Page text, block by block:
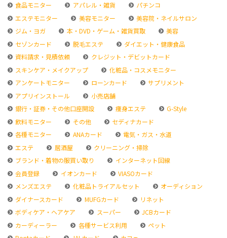
食品モニター
アパレル・雑貨
パチンコ
エステモニター
美容モニター
美容院・ネイルサロン
ジム・ヨガ
本・DVD・ゲーム・雑貨買取
美容
セゾンカード
脱毛エステ
ダイエット・健康食品
資料請求・見積依頼
クレジット・デビットカード
スキンケア・メイクアップ
化粧品・コスメモニター
アンケートモニター
ローンカード
サプリメント
アプリインストール
小売店舗
銀行・証券・その他口座開設
痩身エステ
G-Style
飲料モニター
その他
セディナカード
各種モニター
ANAカード
電気・ガス・水道
エステ
居酒屋
クリーニング・掃除
ブランド・着物の服買い取り
インターネット回線
会員登録
イオンカード
VIASOカード
メンズエステ
化粧品トライアルセット
オーディション
ダイナースカード
MUFGカード
リネット
ボディケア・ヘアケア
スーパー
JCBカード
カーディーラー
各種サービス利用
ペット